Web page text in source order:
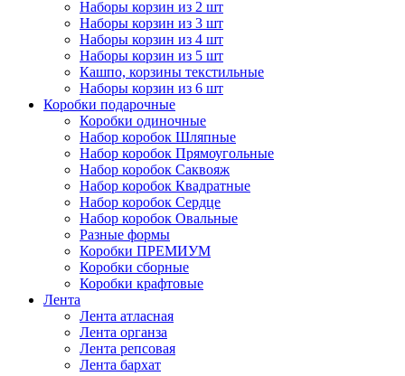
Наборы корзин из 2 шт
Наборы корзин из 3 шт
Наборы корзин из 4 шт
Наборы корзин из 5 шт
Кашпо, корзины текстильные
Наборы корзин из 6 шт
Коробки подарочные
Коробки одиночные
Набор коробок Шляпные
Набор коробок Прямоугольные
Набор коробок Саквояж
Набор коробок Квадратные
Набор коробок Сердце
Набор коробок Овальные
Разные формы
Коробки ПРЕМИУМ
Коробки сборные
Коробки крафтовые
Лента
Лента атласная
Лента органза
Лента репсовая
Лента бархат